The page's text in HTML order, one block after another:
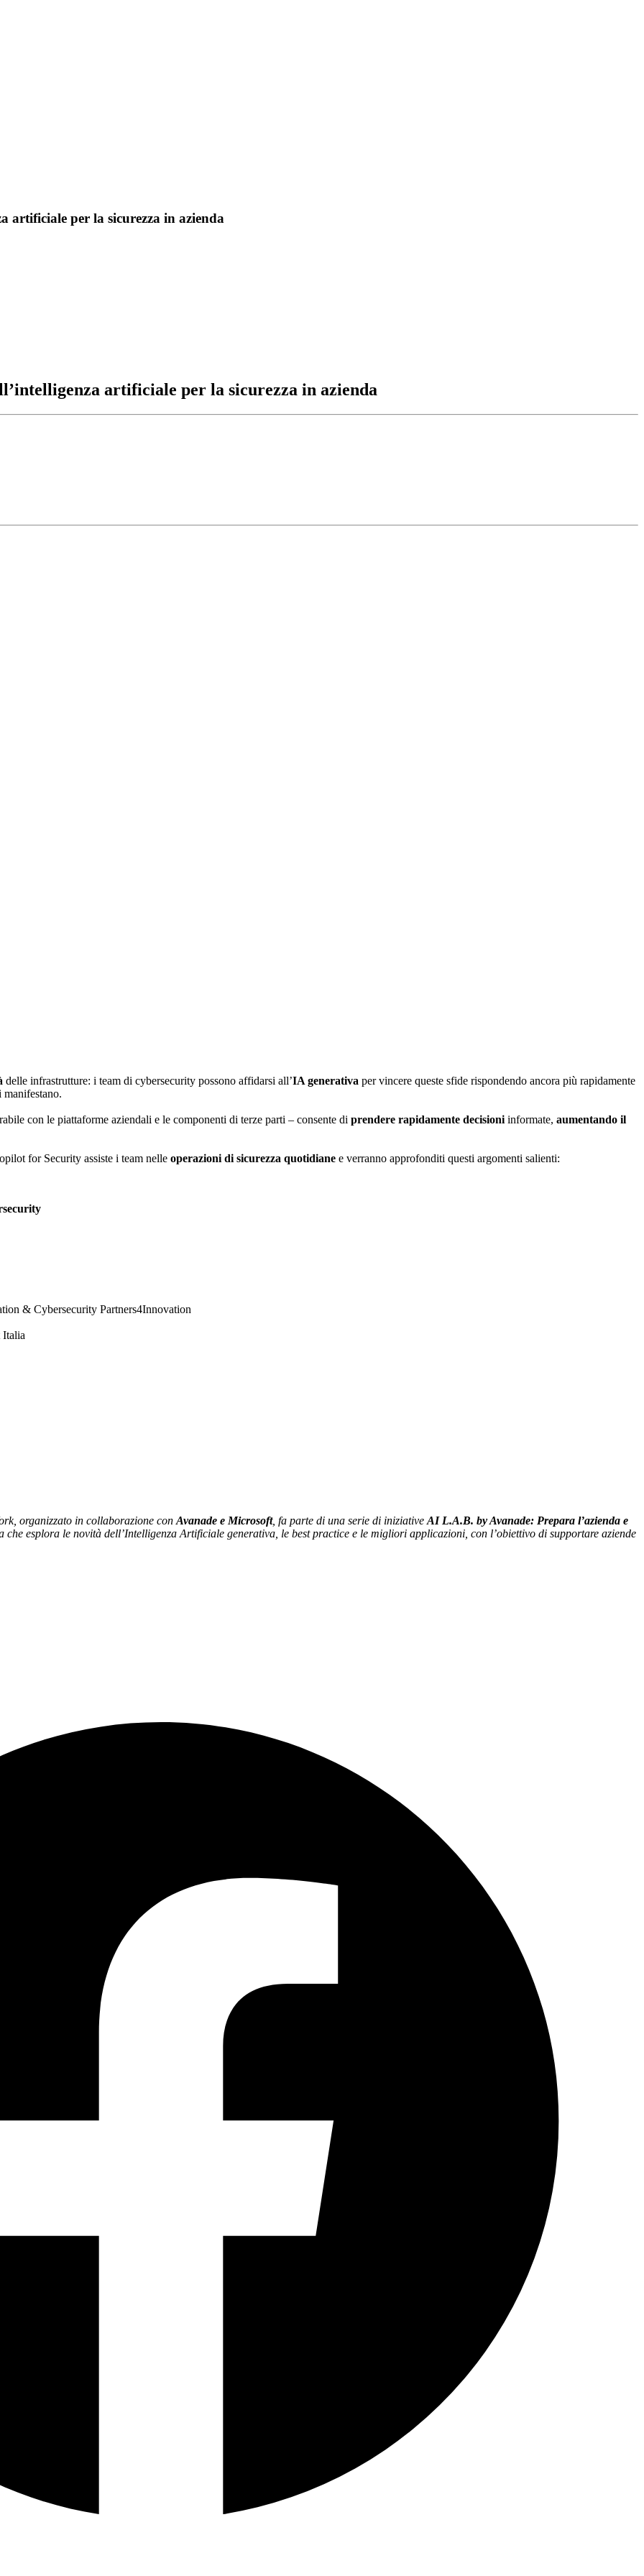
artificiale per la sicurezza in azienda
artificiale per la sicurezza in azienda
delle infrastrutture: i team di cybersecurity possono affidarsi all’IA generativa per vincere queste sfide rispondendo ancora più rapidamente
con le piattaforme aziendali e le componenti di terze parti – consente di prendere rapidamente decisioni informate, aumentando il
for Security assiste i team nelle operazioni di sicurezza quotidiane e verranno approfonditi questi argomenti salienti:
& Cybersecurity Partners4Innovation
Italia
organizzato in collaborazione con Avanade e Microsoft, fa parte di una serie di iniziative AI L.A.B. by Avanade: Prepara l’azienda e
che esplora le novità dell’Intelligenza Artificiale generativa, le best practice e le migliori applicazioni, con l’obiettivo di supportare aziende